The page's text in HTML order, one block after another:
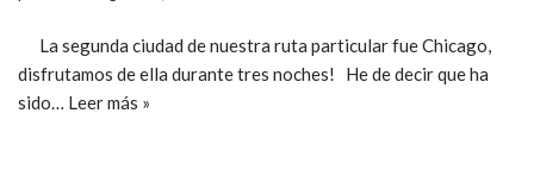
La segunda ciudad de nuestra ruta particular fue Chicago,
disfrutamos de ella durante tres noches! He de decir que ha
sido… Leer más »